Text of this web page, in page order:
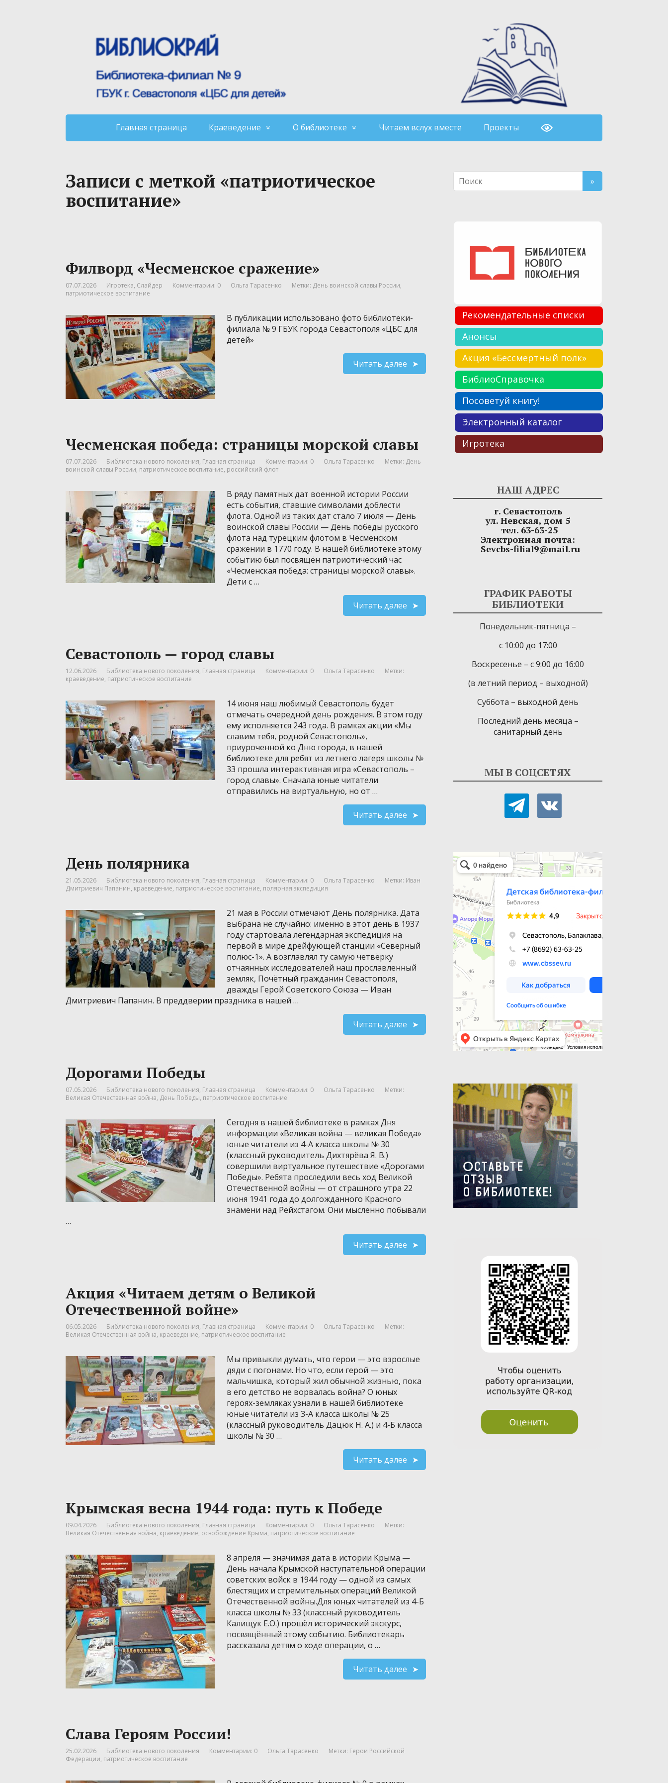
Главная страница Краеведение О библиотеке Читаем вслух вместе Проекты
Записи с меткой «патриотическое
воспитание»
Филворд «Чесменское сражение»
07.07.2026 Игротека, Слайдер Комментарии: 0 Ольга Тарасенко Метки: День воинской славы России,
патриотическое воспитание
В публикации использовано фото библиотеки-
филиала № 9 ГБУК города Севастополя «ЦБС для
детей»
Читать далее
Чесменская победа: страницы морской славы
07.07.2026 Библиотека нового поколения, Главная страница Комментарии: 0 Ольга Тарасенко Метки: День
воинской славы России, патриотическое воспитание, российский флот
В ряду памятных дат военной истории России
есть события, ставшие символами доблести
флота. Одной из таких дат стало 7 июля — День
воинской славы России — День победы русского
флота над турецким флотом в Чесменском
сражении в 1770 году. В нашей библиотеке этому
событию был посвящён патриотический час
«Чесменская победа: страницы морской славы».
Дети с …
Читать далее
Севастополь — город славы
12.06.2026 Библиотека нового поколения, Главная страница Комментарии: 0 Ольга Тарасенко
Метки:
краеведение, патриотическое воспитание
14 июня наш любимый Севастополь будет
отмечать очередной день рождения. В этом году
ему исполняется 243 года. В рамках акции «Мы
славим тебя, родной Севастополь»,
приуроченной ко Дню города, в нашей
библиотеке для ребят из летнего лагеря школы №
33 прошла интерактивная игра «Севастополь –
город славы». Сначала юные читатели
отправились на виртуальную, но от …
Читать далее
День полярника
21.05.2026 Библиотека нового поколения, Главная страница Комментарии: 0 Ольга Тарасенко Метки: Иван
Дмитриевич Папанин, краеведение, патриотическое воспитание, полярная экспедиция
21 мая в России отмечают День полярника. Дата
выбрана не случайно: именно в этот день в 1937
году стартовала легендарная экспедиция на
первой в мире дрейфующей станции «Северный
полюс-1». А возглавлял ту самую четвёрку
отчаянных исследователей наш прославленный
земляк, Почётный гражданин Севастополя,
дважды Герой Советского Союза — Иван
Дмитриевич Папанин. В преддверии праздника в нашей …
Читать далее
Дорогами Победы
07.05.2026 Библиотека нового поколения, Главная страница Комментарии: 0 Ольга Тарасенко
Метки:
Великая Отечественная война, День Победы, патриотическое воспитание
Сегодня в нашей библиотеке в рамках Дня
информации «Великая война — великая Победа»
юные читатели из 4-А класса школы № 30
(классный руководитель Дихтярёва Я. В.)
совершили виртуальное путешествие «Дорогами
Победы». Ребята проследили весь ход Великой
Отечественной войны — от страшного утра 22
июня 1941 года до долгожданного Красного
знамени над Рейхстагом. Они мысленно побывали
…
Читать далее
Акция «Читаем детям о Великой
Отечественной войне»
06.05.2026 Библиотека нового поколения, Главная страница Комментарии: 0 Ольга Тарасенко
Метки:
Великая Отечественная война, краеведение, патриотическое воспитание
Мы привыкли думать, что герои — это взрослые
дяди с погонами. Но что, если герой — это
мальчишка, который жил обычной жизнью, пока
в его детство не ворвалась война? О юных
героях-земляках узнали в нашей библиотеке
юные читатели из 3-А класса школы № 25
(классный руководитель Дацюк Н. А.) и 4-Б класса
школы № 30 …
Читать далее
Крымская весна 1944 года: путь к Победе
09.04.2026 Библиотека нового поколения, Главная страница Комментарии: 0 Ольга Тарасенко
Метки:
Великая Отечественная война, краеведение, освобождение Крыма, патриотическое воспитание
8 апреля — значимая дата в истории Крыма —
День начала Крымской наступательной операции
советских войск в 1944 году — одной из самых
блестящих и стремительных операций Великой
Отечественной войны.Для юных читателей из 4-Б
класса школы № 33 (классный руководитель
Калищук Е.О.) прошёл исторический экскурс,
посвящённый этому событию. Библиотекарь
рассказала детям о ходе операции, о …
Читать далее
Слава Героям России!
25.02.2026 Библиотека нового поколения Комментарии: 0 Ольга Тарасенко Метки: Герои Российской
Федерации, патриотическое воспитание
Рекомендательные списки
Анонсы
Акция «Бессмертный полк»
БиблиоСправочка
Посоветуй книгу!
Электронный каталог
Игротека
НАШ АДРЕС
г. Севастополь
ул. Невская, дом 5
тел. 63-63-25
Электронная почта:
Sevcbs-filial9@mail.ru
ГРАФИК РАБОТЫ
БИБЛИОТЕКИ
Понедельник-пятница –
с 10:00 до 17:00
Воскресенье – с 9:00 до 16:00
(в летний период – выходной)
Суббота – выходной день
Последний день месяца –
санитарный день
МЫ В СОЦСЕТЯХ
telegram vkontakte
Детская библиотека-филиал № 9
Библиотека в Севастополе